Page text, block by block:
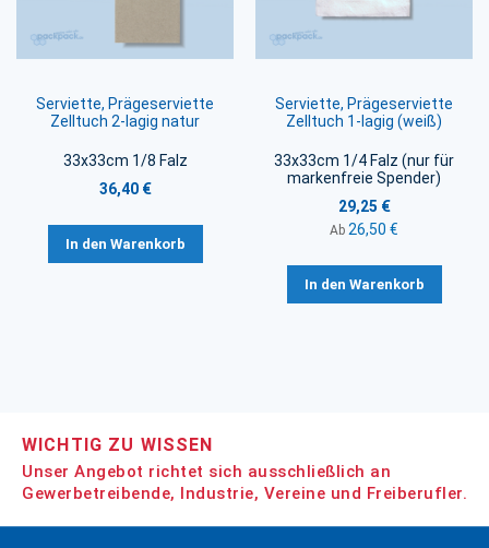
Serviette, Prägeserviette
Zelltuch 2-lagig natur
33x33cm 1/8 Falz
36,40 €
In den Warenkorb
Serviette, Prägeserviette
Zelltuch 1-lagig (weiß)
33x33cm 1/4 Falz (nur für
markenfreie Spender)
29,25 €
Ab 26,50 €
In den Warenkorb
WICHTIG ZU WISSEN
Unser Angebot richtet sich ausschließlich an
Gewerbetreibende, Industrie, Vereine und Freiberufler.